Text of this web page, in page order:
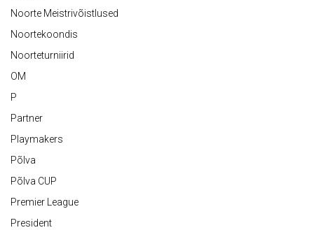
Noorte Meistrivõistlused
Noortekoondis
Noorteturniirid
OM
P
Partner
Playmakers
Põlva
Põlva CUP
Premier League
President